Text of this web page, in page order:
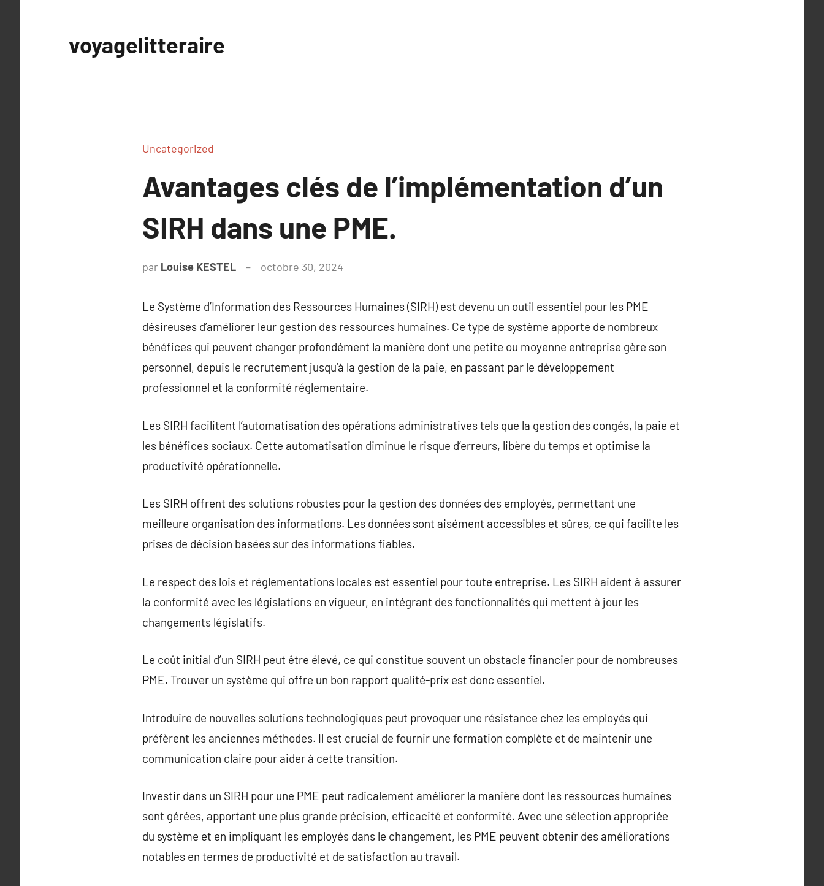
voyagelitteraire
Uncategorized
Avantages clés de l’implémentation d’un
SIRH dans une PME.
par Louise KESTEL octobre 30, 2024
Le Système d’Information des Ressources Humaines (SIRH) est devenu un outil essentiel pour les PME
désireuses d’améliorer leur gestion des ressources humaines. Ce type de système apporte de nombreux
bénéfices qui peuvent changer profondément la manière dont une petite ou moyenne entreprise gère son
personnel, depuis le recrutement jusqu’à la gestion de la paie, en passant par le développement
professionnel et la conformité réglementaire.
Les SIRH facilitent l’automatisation des opérations administratives tels que la gestion des congés, la paie et
les bénéfices sociaux. Cette automatisation diminue le risque d’erreurs, libère du temps et optimise la
productivité opérationnelle.
Les SIRH offrent des solutions robustes pour la gestion des données des employés, permettant une
meilleure organisation des informations. Les données sont aisément accessibles et sûres, ce qui facilite les
prises de décision basées sur des informations fiables.
Le respect des lois et réglementations locales est essentiel pour toute entreprise. Les SIRH aident à assurer
la conformité avec les législations en vigueur, en intégrant des fonctionnalités qui mettent à jour les
changements législatifs.
Le coût initial d’un SIRH peut être élevé, ce qui constitue souvent un obstacle financier pour de nombreuses
PME. Trouver un système qui offre un bon rapport qualité-prix est donc essentiel.
Introduire de nouvelles solutions technologiques peut provoquer une résistance chez les employés qui
préfèrent les anciennes méthodes. Il est crucial de fournir une formation complète et de maintenir une
communication claire pour aider à cette transition.
Investir dans un SIRH pour une PME peut radicalement améliorer la manière dont les ressources humaines
sont gérées, apportant une plus grande précision, efficacité et conformité. Avec une sélection appropriée
du système et en impliquant les employés dans le changement, les PME peuvent obtenir des améliorations
notables en termes de productivité et de satisfaction au travail.